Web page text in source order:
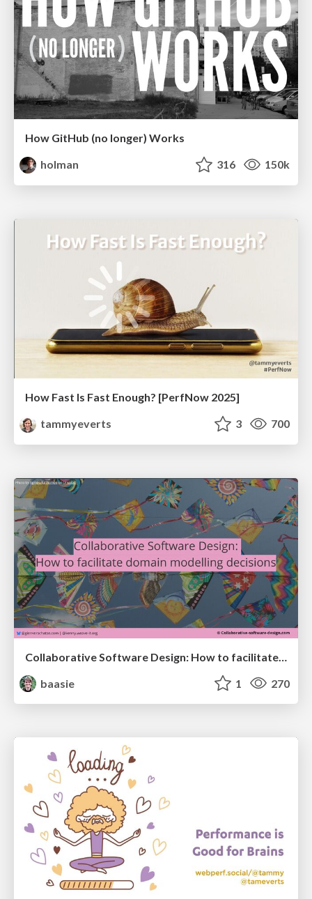
How GitHub (no longer) Works
holman
316 150k
How Fast Is Fast Enough? [PerfNow 2025]
tammyeverts
3 700
baasie
1 270